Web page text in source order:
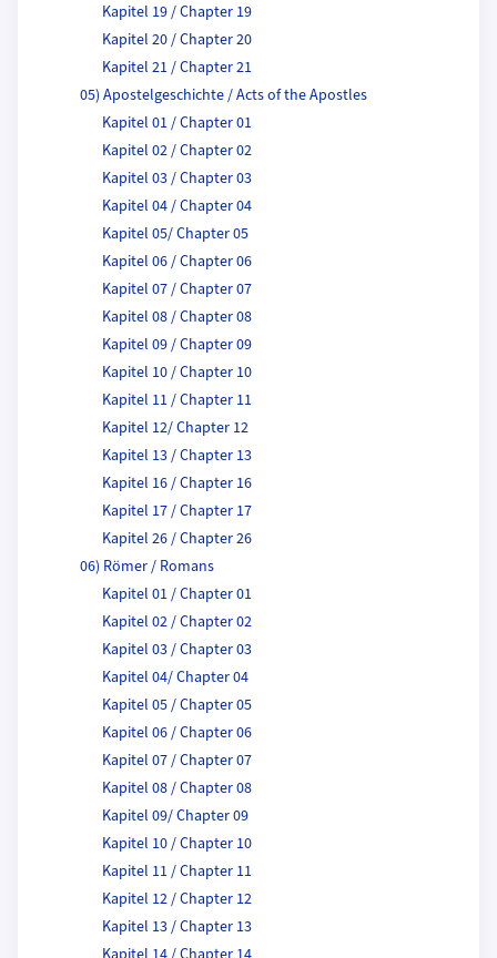
Kapitel 19 / Chapter 19
Kapitel 20 / Chapter 20
Kapitel 21 / Chapter 21
05) Apostelgeschichte / Acts of the Apostles
Kapitel 01 / Chapter 01
Kapitel 02 / Chapter 02
Kapitel 03 / Chapter 03
Kapitel 04 / Chapter 04
Kapitel 05/ Chapter 05
Kapitel 06 / Chapter 06
Kapitel 07 / Chapter 07
Kapitel 08 / Chapter 08
Kapitel 09 / Chapter 09
Kapitel 10 / Chapter 10
Kapitel 11 / Chapter 11
Kapitel 12/ Chapter 12
Kapitel 13 / Chapter 13
Kapitel 16 / Chapter 16
Kapitel 17 / Chapter 17
Kapitel 26 / Chapter 26
06) Römer / Romans
Kapitel 01 / Chapter 01
Kapitel 02 / Chapter 02
Kapitel 03 / Chapter 03
Kapitel 04/ Chapter 04
Kapitel 05 / Chapter 05
Kapitel 06 / Chapter 06
Kapitel 07 / Chapter 07
Kapitel 08 / Chapter 08
Kapitel 09/ Chapter 09
Kapitel 10 / Chapter 10
Kapitel 11 / Chapter 11
Kapitel 12 / Chapter 12
Kapitel 13 / Chapter 13